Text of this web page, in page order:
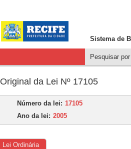
Sistema de
Pesquisar
Original da Lei Nº 17105
Número da lei: 17105
Ano da lei: 2005
Lei Ordinária